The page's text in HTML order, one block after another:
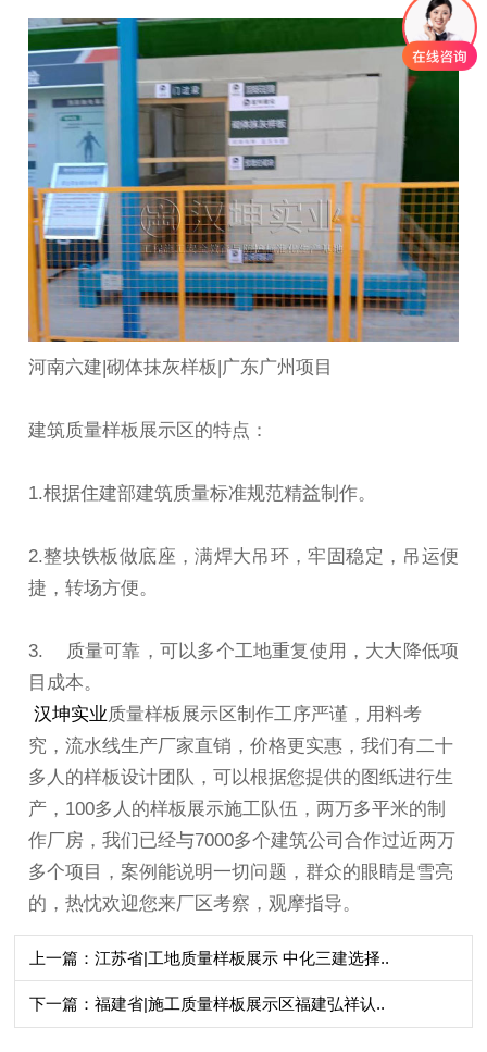
河南六建|砌体抹灰样板|广东广州项目
建筑质量样板展示区的特点：
1.根据住建部建筑质量标准规范精益制作。
2.整块铁板做底座，满焊大吊环，牢固稳定，吊运便
捷，转场方便。
3. 质量可靠，可以多个工地重复使用，大大降低项
目成本。
汉坤实业质量样板展示区制作工序严谨，用料考
究，流水线生产厂家直销，价格更实惠，我们有二十
多人的样板设计团队，可以根据您提供的图纸进行生
产， 100多人的样板展示施工队伍，两万多平米的制
作厂房，我们已经与7000多个建筑公司合作过近两万
多个项目，案例能说明一切问题，群众的眼睛是雪亮
的，热忱欢迎您来厂区考察，观摩指导。
上一篇：江苏省|工地质量样板展示 中化三建选择..
下一篇：福建省|施工质量样板展示区福建弘祥认..